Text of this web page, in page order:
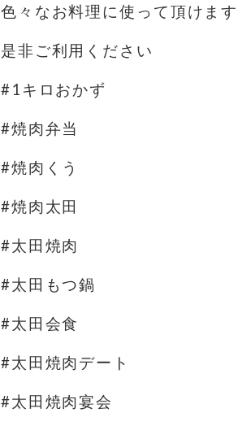
色々なお料理に使って頂けます
是非ご利用ください
#1キロおかず
#焼肉弁当
#焼肉くう
#焼肉太田
#太田焼肉
#太田もつ鍋
#太田会食
#太田焼肉デート
#太田焼肉宴会